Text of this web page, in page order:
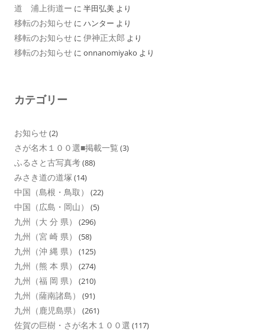
道 浦上街道ー に 半田弘美 より
移転のお知らせ に ハンター より
移転のお知らせ に 伊神正太郎 より
移転のお知らせ に onnanomiyako より
カテゴリー
お知らせ(2)
さが名木１００選■掲載一覧 (3)
ふるさと古写真考(88)
みさき道の道塚 (14)
中国（島根・鳥取） (22)
中国（広島・岡山） (5)
九州（大 分 県） (296)
九州（宮 崎 県） (58)
九州（沖 縄 県） (125)
九州（熊 本 県） (274)
九州（福 岡 県） (210)
九州（薩南諸島） (91)
九州（鹿児島県） (261)
佐賀の巨樹・さが名木１００選 (117)